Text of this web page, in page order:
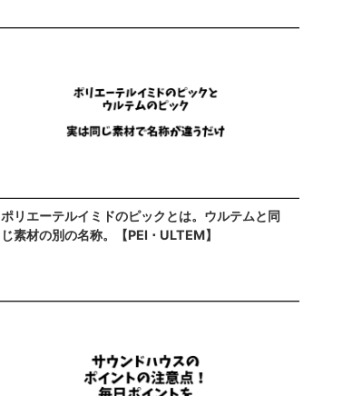
ポリエーテルイミドのピックとは。ウルテムと同
じ素材の別の名称。【PEI ･ ULTEM】